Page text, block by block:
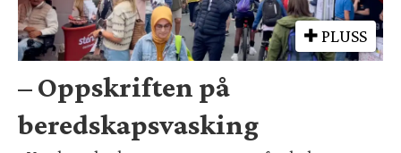
PLUSS
– Oppskriften på
beredskapsvasking